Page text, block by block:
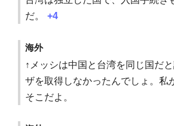
だ。
+4
海外
↑メッシは中国と台湾を同じ国だ
ザを取得しなかったんでしょ。私
そこだよ。